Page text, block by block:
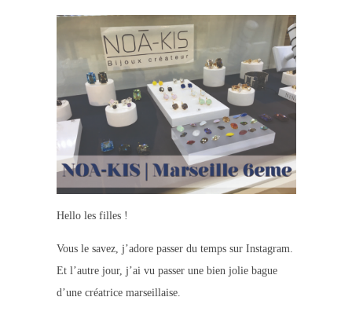
Hello les filles !
Vous le savez, j’adore passer du temps sur Instagram.
Et l’autre jour, j’ai vu passer une bien jolie bague
d’une créatrice marseillaise.